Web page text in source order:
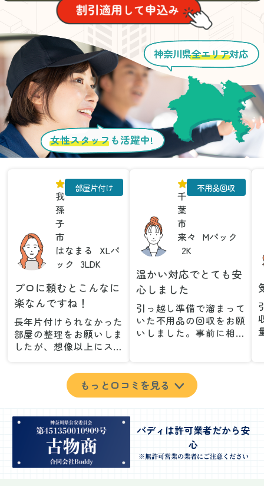
女性スタッフ も活躍中!
神奈川県全エリア対応
我
孫
子
市
はなまる
XLパ
ック
3LDK
部屋片付け
プロに頼むとこんなに
楽なんですね！
長年片付けられなかった
部屋の整理をお願いしま
したが、想像以上にスム
が集めた物や古い家具が
多く、自分たちだけでは
どうにもならない状態で
んが手際よく片付けてく
れたので、部屋が驚くほ
どスッキリしました。自
分では手が回らなかった
場所も含め、プロの力を
千
葉
市
来々
Mパック
2K
不用品回収
温かい対応でとても安
心しました
引っ越し準備で溜まって
いた不用品の回収をお願
いしました。事前に相談
とができました。特に、
古い家具や壊れた家電な
ど、処分が難しいものが
きました。
当日は2名のスタッフが来
てくださり、作業の流れ
もっと口コミを見る
バディは許可業者だから安
心
※無許可営業の業者にご注意ください